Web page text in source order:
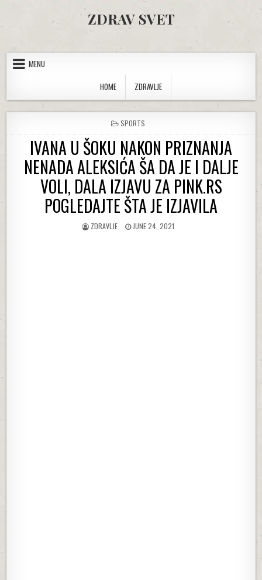
ZDRAV SVET
MENU
HOME
ZDRAVLJE
POSTED IN
SPORTS
IVANA U ŠOKU NAKON PRIZNANJA
NENADA ALEKSIĆA ŠA DA JE I DALJE
VOLI, DALA IZJAVU ZA PINK.RS
POGLEDAJTE ŠTA JE IZJAVILA
AUTHOR:
ZDRAVLJE PUBLISHED DATE:
JUNE 24, 2021